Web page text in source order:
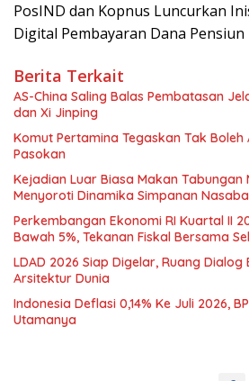
PosIND dan Kopnus Luncurkan
Digital Pembayaran Dana Pensiun
Berita Terkait
AS-China Saling Balas Pembatasan
dan Xi Jinping
Komut Pertamina Tegaskan Tak Boleh
Pasokan
Kejadian Luar Biasa Makan Tabungan
Menyoroti Dinamika Simpanan
Perkembangan Ekonomi RI Kuartal II
Bawah 5%, Tekanan Fiskal Bersama
LDAD 2026 Siap Digelar, Ruang
Arsitektur Dunia
Indonesia Deflasi 0,14% Ke Juli 2026,
Utamanya